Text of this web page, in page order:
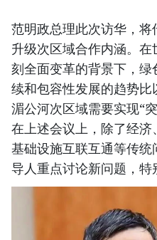
范明政总理此次访华，
升级次区域合作内涵。
刻全面变革的背景下，
续和包容性发展的趋势比
湄公河次区域需要实现“
在上述会议上，除了经
基础设施互联互通等传
导人重点讨论新问题，特